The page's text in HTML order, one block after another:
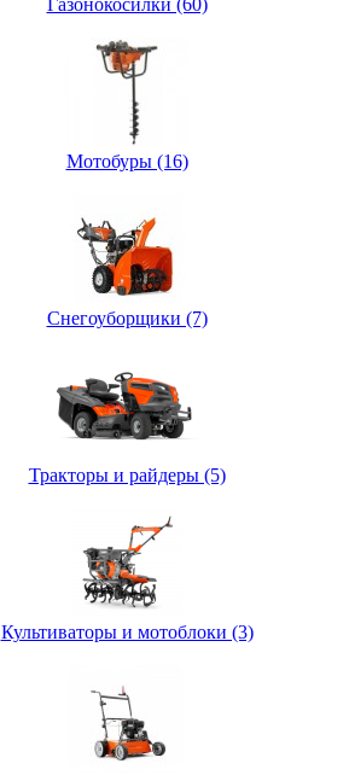
Газонокосилки (60)
Мотобуры (16)
Снегоуборщики (7)
Тракторы и райдеры (5)
Культиваторы и мотоблоки (3)